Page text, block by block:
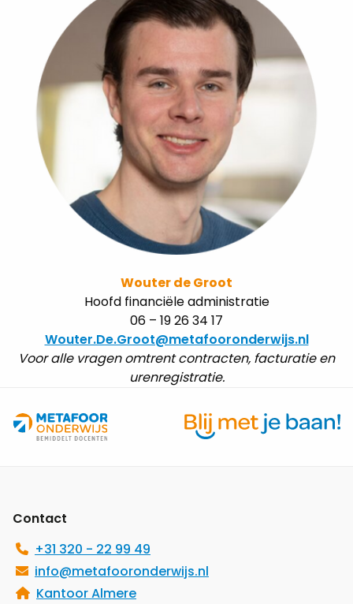
Wouter de Groot
Hoofd financiële administratie
06 – 19 26 34 17
Wouter.De.Groot@metafooronderwijs.nl
Voor alle vragen omtrent contracten, facturatie en
urenregistratie.
Contact
+31 320 - 22 99 49
info@metafooronderwijs.nl
Kantoor Almere